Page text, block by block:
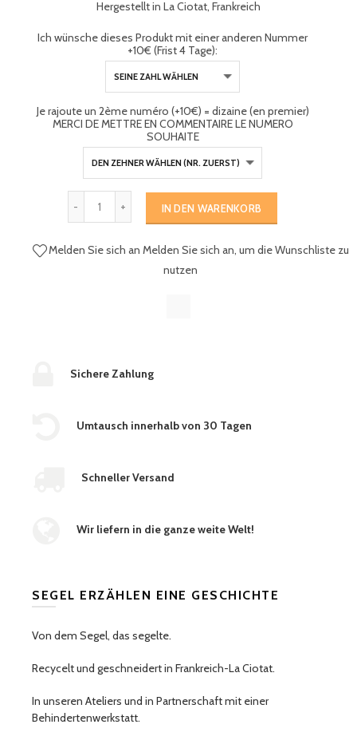
Hergestellt in La Ciotat, Frankreich
Ich wünsche dieses Produkt mit einer anderen Nummer
+10€ (Frist 4 Tage):
Je rajoute un 2ème numéro (+10€) = dizaine (en premier)
MERCI DE METTRE EN COMMENTAIRE LE NUMERO
SOUHAITE
IN DEN WARENKORB
Melden Sie sich an Melden Sie sich an, um die Wunschliste zu
nutzen
Sichere Zahlung
Umtausch innerhalb von 30 Tagen
Schneller Versand
Wir liefern in die ganze weite Welt!
SEGEL ERZÄHLEN EINE GESCHICHTE
Von dem Segel, das segelte.
Recycelt und geschneidert in Frankreich-La Ciotat.
In unseren Ateliers und in Partnerschaft mit einer
Behindertenwerkstatt.